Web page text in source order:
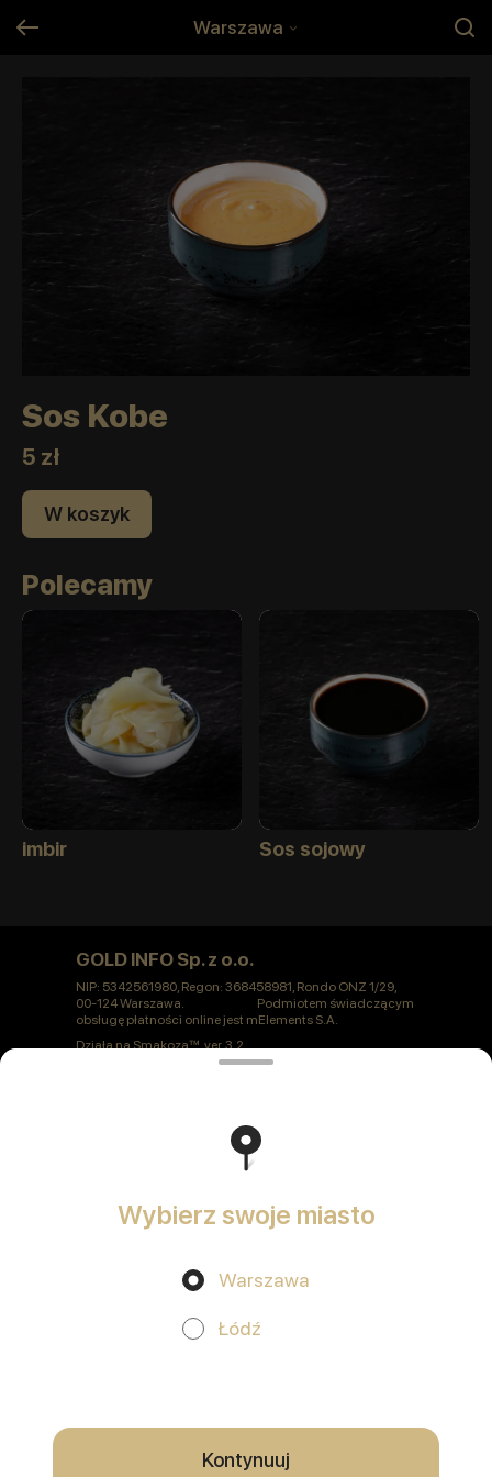
Warszawa
przetwarzanie plików cookie w Twojej przeglądarce oraz korzystanie z
usług analitycznych zgodnie z
Sos Kobe
5 zł
W koszyk
Polecamy
imbir Sos sojowy
GOLD INFO Sp. z o.o.
NIP: 5342561980, Regon: 368458981, Rondo ONZ 1/29,
00-124 Warszawa. Podmiotem świadczącym
obsługę płatności online jest mElements S.A.
Działa naSmakozaver. 3.2
Polityka prywatności
Wybierz swoje miasto
Warszawa
Łódź